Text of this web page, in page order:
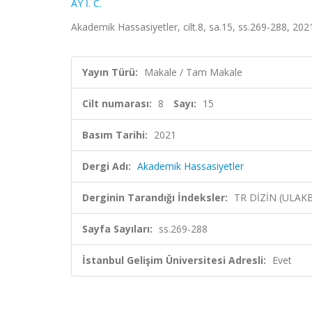
AY İ. C.
Akademik Hassasiyetler, cilt.8, sa.15, ss.269-288,
Yayın Türü: Makale / Tam Makale
Cilt numarası: 8 Sayı: 15
Basım Tarihi: 2021
Dergi Adı: Akademik Hassasiyetler
Derginin Tarandığı İndeksler: TR DİZİN
Sayfa Sayıları: ss.269-288
İstanbul Gelişim Üniversitesi Adresli: Evet